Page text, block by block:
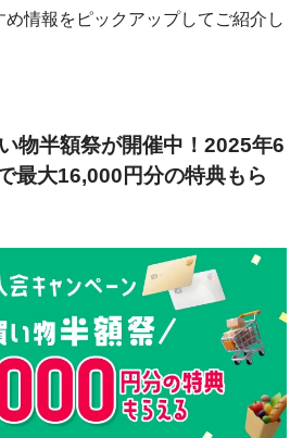
情報をピックアップしてご紹介し
物半額祭が開催中！2025年6
最大16,000円分の特典もら